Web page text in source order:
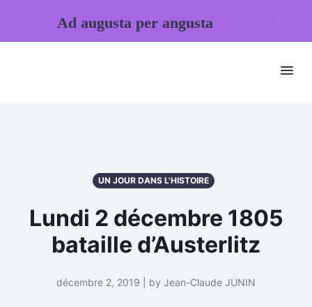
UN JOUR DANS L'HISTOIRE
Lundi 2 décembre 1805
bataille d’Austerlitz
décembre 2, 2019 | by Jean-Claude JUNIN
Ad augusta per angusta